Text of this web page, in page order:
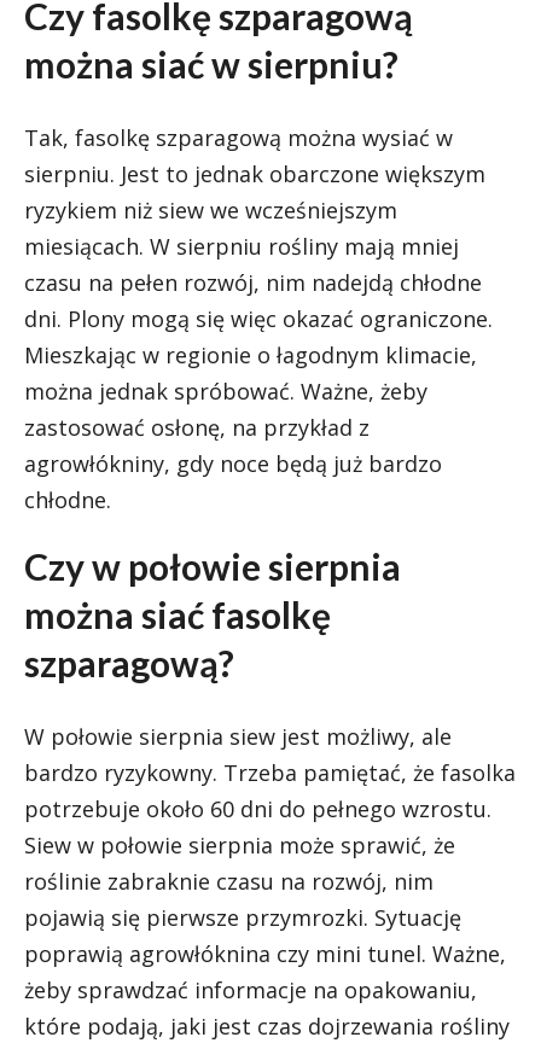
Czy fasolkę szparagową
można siać w sierpniu?
Tak, fasolkę szparagową można wysiać w
sierpniu. Jest to jednak obarczone większym
ryzykiem niż siew we wcześniejszym
miesiącach. W sierpniu rośliny mają mniej
czasu na pełen rozwój, nim nadejdą chłodne
dni. Plony mogą się więc okazać ograniczone.
Mieszkając w regionie o łagodnym klimacie,
można jednak spróbować. Ważne, żeby
zastosować osłonę, na przykład z
agrowłókniny, gdy noce będą już bardzo
chłodne.
Czy w połowie sierpnia
można siać fasolkę
szparagową?
W połowie sierpnia siew jest możliwy, ale
bardzo ryzykowny. Trzeba pamiętać, że fasolka
potrzebuje około 60 dni do pełnego wzrostu.
Siew w połowie sierpnia może sprawić, że
roślinie zabraknie czasu na rozwój, nim
pojawią się pierwsze przymrozki. Sytuację
poprawią agrowłóknina czy mini tunel. Ważne,
żeby sprawdzać informacje na opakowaniu,
które podają, jaki jest czas dojrzewania rośliny